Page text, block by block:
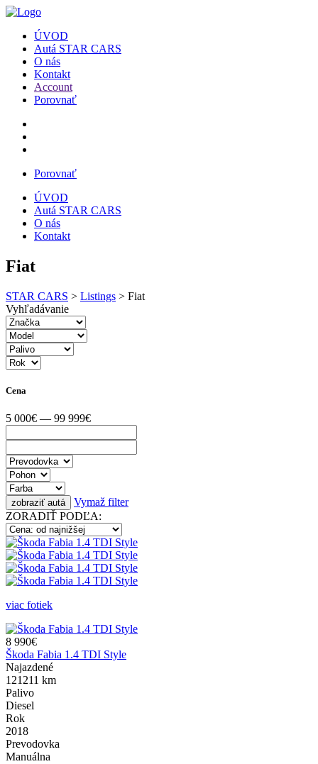
ÚVOD
Autá STAR CARS
O nás
Kontakt
Account
Porovnať
Porovnať
ÚVOD
Autá STAR CARS
O nás
Kontakt
Fiat
STAR CARS > Listings > Fiat
Vyhľadávanie
Cena
5 000€ — 99 999€
Vymaž filter
ZORADIŤ PODĽA:
viac fotiek
8 990€
Škoda Fabia 1.4 TDI Style
Najazdené
121211 km
Palivo
Diesel
Rok
2018
Prevodovka
Manuálna